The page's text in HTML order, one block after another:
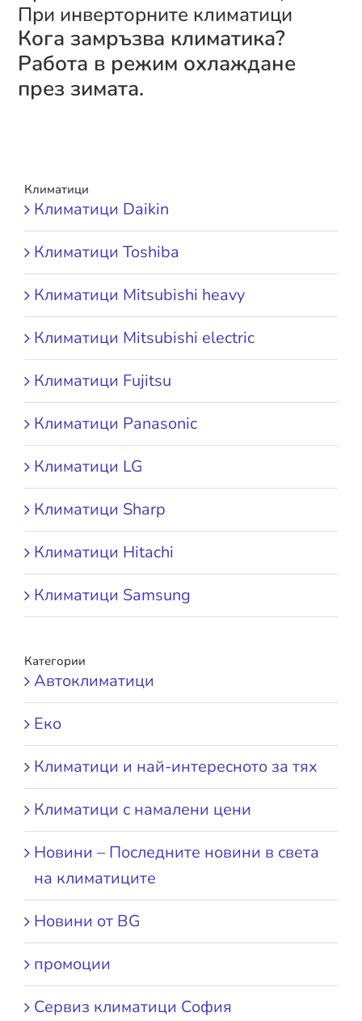
При инверторните климатици
Кога замръзва климатика?
Работа в режим охлаждане
през зимата.
Климатици
Климатици Daikin
Климатици Toshiba
Климатици Mitsubishi heavy
Климатици Mitsubishi electric
Климатици Fujitsu
Климатици Panasonic
Климатици LG
Климатици Sharp
Климатици Hitachi
Климатици Samsung
Категории
Автоклиматици
Еко
Климатици и най-интересното за тях
Климатици с намалени цени
Новини – Последните новини в света
на климатиците
Новини от BG
промоции
Сервиз климатици София